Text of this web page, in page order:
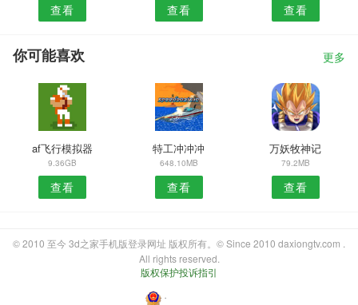
查看 查看 查看
你可能喜欢 更多
af飞行模拟器
9.36GB
查看
特工冲冲冲
648.10MB
查看
万妖牧神记
79.2MB
查看
© 2010 至今 3d之家手机版登录网址 版权所有。© Since 2010 daxiongtv.com .
All rights reserved.
版权保护投诉指引
・